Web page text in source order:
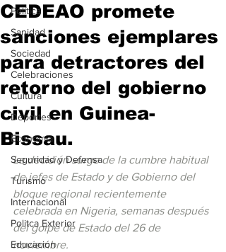
Política
Sanidad
Sociedad
Celebraciones
Cultura
Deportes
Economia
Seguridad y Defensa
Turismo
Internacional
Politca Exterior
Educación
CEDEAO promete
sanciones ejemplares
para detractores del
retorno del gobierno
civil en Guinea-
Bissau.
La decisión surge de la cumbre habitual
de jefes de Estado y de Gobierno del
bloque regional recientemente
celebrada en Nigeria, semanas después
del golpe de Estado del 26 de
noviembre.